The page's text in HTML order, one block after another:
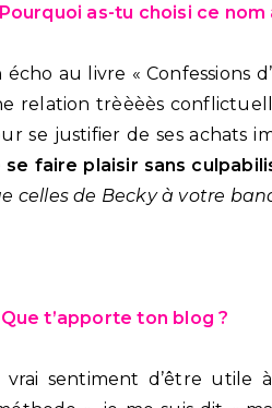
as-tu choisi ce
écho au livre « Confessions
relation trèèèès
se justifier de ses achats
se faire plaisir sans
celles de Becky à votre
t’apporte ton blog ?
vrai sentiment d’être utile